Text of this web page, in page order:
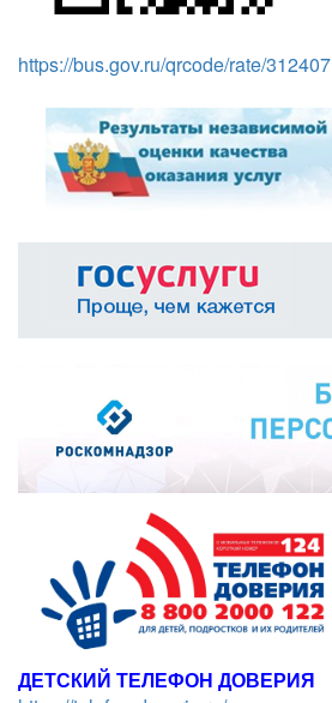
https://bus.gov.ru/qrcode/rate/312407
ДЕТСКИЙ ТЕЛЕФОН ДОВЕРИЯ